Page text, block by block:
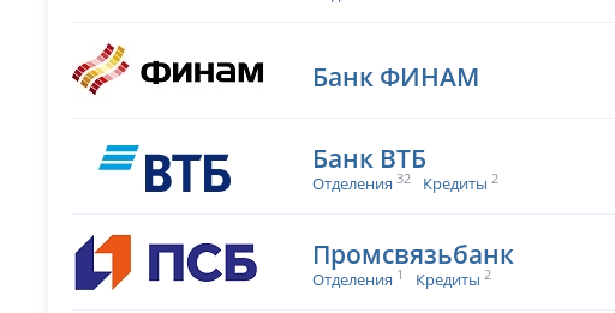
Банк ФИНАМ
Банк ВТБ
Отделения 32 Кредиты 2
Промсвязьбанк
Отделения 1 Кредиты 2